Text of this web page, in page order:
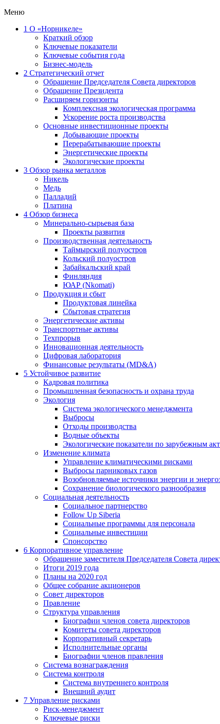
Меню
1 О «Норникеле»
Краткий обзор
Ключевые показатели
Ключевые события года
Бизнес-модель
2 Стратегический отчет
Обращение Председателя Совета директоров
Обращение Президента
Расширяем горизонты
Комплексная экологическая программа
Ускорение роста производства
Основные инвестиционные проекты
Добывающие проекты
Перерабатывающие проекты
Энергетические проекты
Экологические проекты
3 Обзор рынка металлов
Никель
Медь
Палладий
Платина
4 Обзор бизнеса
Минерально-сырьевая база
Проекты развития
Производственная деятельность
Таймырский полуостров
Кольский полуостров
Забайкальский край
Финляндия
ЮАР (Nkomati)
Продукция и сбыт
Продуктовая линейка
Сбытовая стратегия
Энергетические активы
Транспортные активы
Техпрорыв
Инновационная деятельность
Цифровая лаборатория
Финансовые результаты (MD&A)
5 Устойчивое развитие
Кадровая политика
Промышленная безопасность и охрана труда
Экология
Система экологического менеджмента
Выбросы
Отходы производства
Водные объекты
Экологические показатели по зарубежным
Изменение климата
Управление климатическими рисками
Выбросы парниковых газов
Возобновляемые источники энергии и
Сохранение биологического разнообразия
Социальная деятельность
Социальное партнерство
Follow Up Siberia
Социальные программы для персонала
Социальные инвестиции
Спонсорство
6 Корпоративное управление
Обращение заместителя Председателя Совета
Итоги 2019 года
Планы на 2020 год
Общее собрание акционеров
Совет директоров
Правление
Структура управления
Биографии членов совета директоров
Комитеты совета директоров
Корпоративный секретарь
Исполнительные органы
Биографии членов правления
Система вознаграждения
Система контроля
Система внутреннего контроля
Внешний аудит
7 Управление рисками
Риск-менеджмент
Ключевые риски